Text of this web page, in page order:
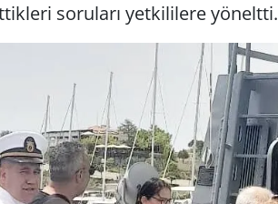
so­ru­la­rı yet­ki­li­le­re yö­nelt­ti.